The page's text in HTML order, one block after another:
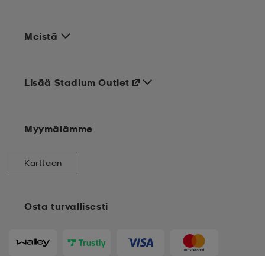
Meistä
Osta turvallisesti
Lisää Stadium Outlet
Myymälämme
Karttaan